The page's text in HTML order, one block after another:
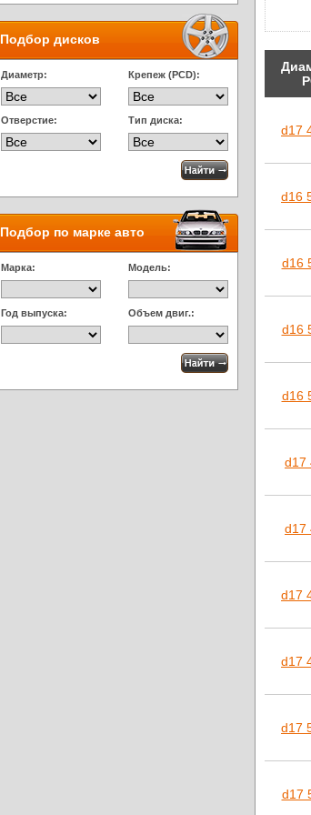
Подбор дисков
Диаметр: Крепеж (PCD):
Отверстие: Тип диска:
Подбор по марке авто
Марка: Модель:
Год выпуска: Объем двиг.:
d17
d16
d16
d16
d16
d17
d17
d17
d17
d17
d17